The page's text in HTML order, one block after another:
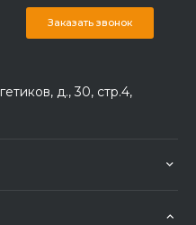
Заказать звонок
д., 30, стр.4,